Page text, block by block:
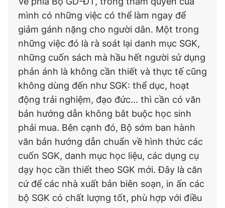
mình có những việc có thể làm ngay để
giảm gánh nặng cho người dân. Một trong
những việc đó là rà soát lại danh mục SGK,
những cuốn sách mà hầu hết người sử dụng
phản ánh là không cần thiết và thực tế cũng
không dùng đến như SGK: thể dục, hoạt
động trải nghiệm, đạo đức… thì cần có văn
bản hướng dẫn không bắt buộc học sinh
phải mua. Bên cạnh đó, Bộ sớm ban hành
văn bản hướng dẫn chuẩn về hình thức các
cuốn SGK, danh mục học liệu, các dụng cụ
dạy học cần thiết theo SGK mới. Đây là căn
cứ để các nhà xuất bản biên soạn, in ấn các
bộ SGK có chất lượng tốt, phù hợp với điều